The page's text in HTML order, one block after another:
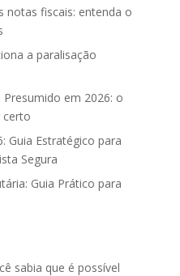
notas fiscais: entenda o
a paralisação
em 2026: o
certo
Guia Estratégico para
Segura
Guia Prático para
sabia que é possível